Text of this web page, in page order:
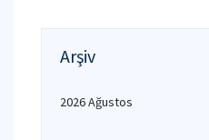
Arşiv
2026 Ağustos